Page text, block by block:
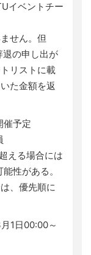
イベントチー
せん。但
退の申し出が
リストに載
た金額を返
催予定
える場合には
性がある。
、優先順に
1日00:00～